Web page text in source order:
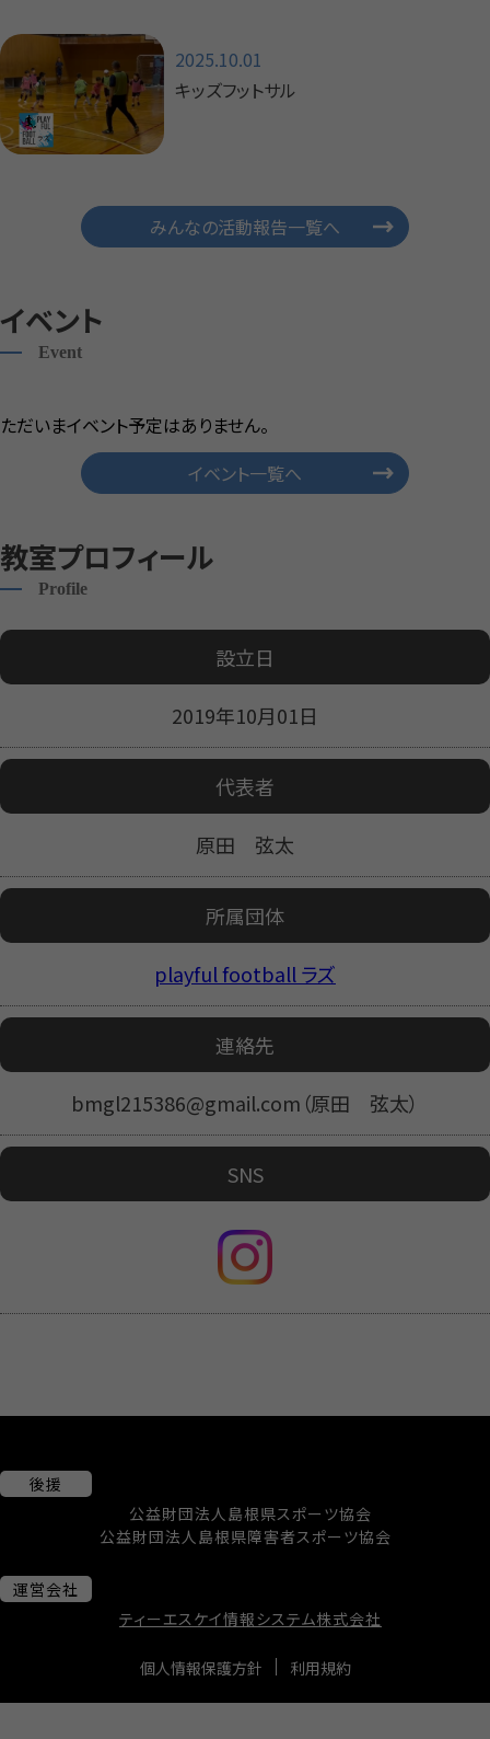
2025.10.01
キッズフットサル
みんなの活動報告一覧へ
イベント
Event
ただいまイベント予定はありません。
イベント一覧へ
教室プロフィール
Profile
設立日
2019年10月01日
代表者
原田 弦太
所属団体
playful football ラズ
連絡先
bmgl215386@gmail.com（原田 弦太）
SNS
後援
公益財団法人島根県スポーツ協会
公益財団法人島根県障害者スポーツ協会
運営会社
ティーエスケイ情報システム株式会社
個人情報保護方針 利用規約